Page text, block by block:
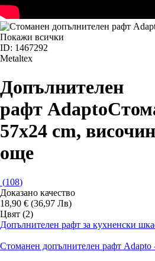
Покажи всички
ID: 1467292
Metaltex
Допълнителен
рафт Adapto
57x24 cm,
още
(108)
Доказано качество
18,90 € (36,97 Лв)
Цвят (2)
Допълнителен рафт за кухненски
Стоманен допълнителен рафт Adapto